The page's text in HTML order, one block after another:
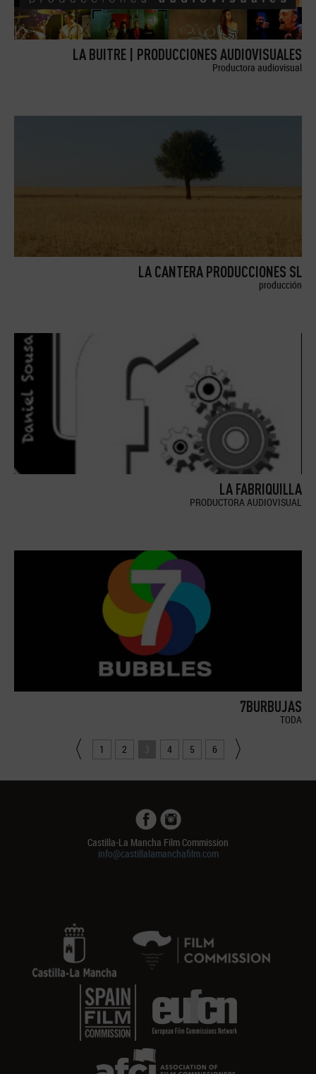
LA BUITRE | PRODUCCIONES AUDIOVISUALES
Productora audiovisual
LA CANTERA PRODUCCIONES SL
producción
LA FABRIQUILLA
PRODUCTORA AUDIOVISUAL
7BURBUJAS
TODA
1 2 3 4 5 6
Castilla-La Mancha Film Commission
info@castillalamanchafilm.com